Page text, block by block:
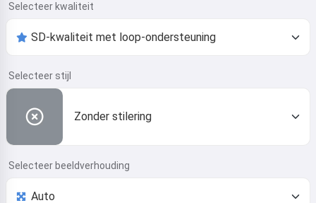
Selecteer kwaliteit
Selecteer stijl
Zonder stilering
Selecteer beeldverhouding